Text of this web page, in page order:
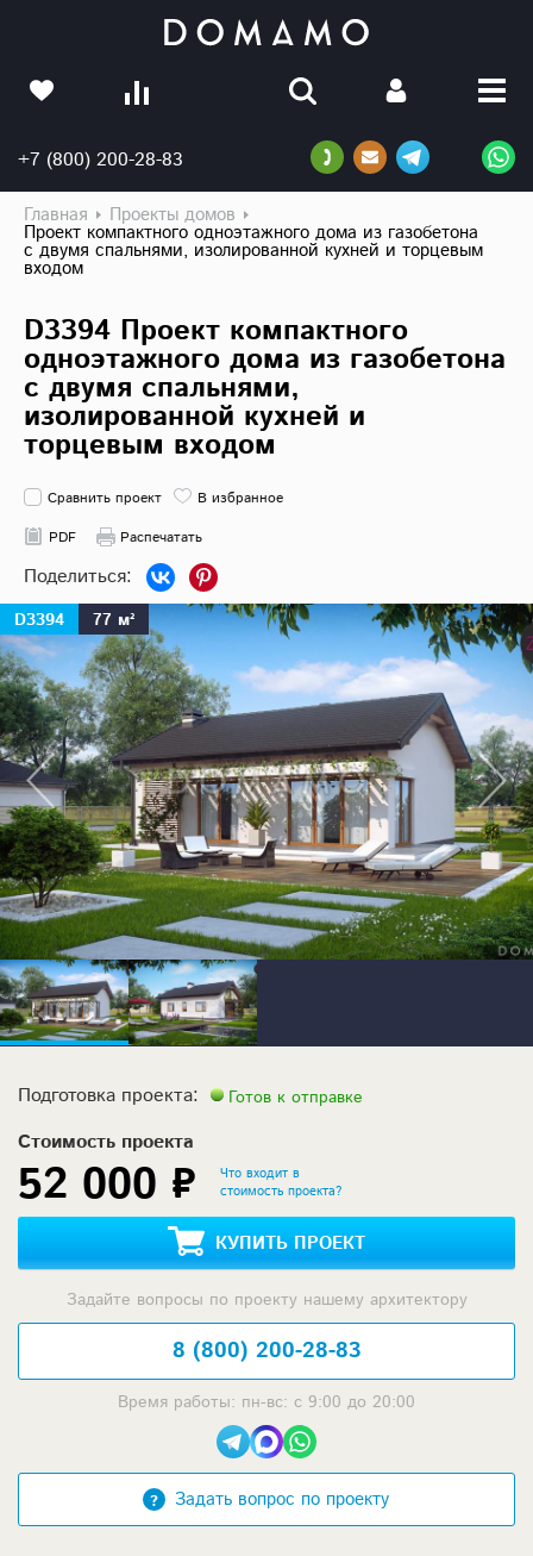
+7 (800) 200-28-83
Главная Проекты домов
Проект компактного одноэтажного дома из газобетона
с двумя спальнями, изолированной кухней и торцевым
входом
D3394 Проект компактного
одноэтажного дома из газобетона
с двумя спальнями,
изолированной кухней и
торцевым входом
Сравнить проект
В избранное
PDF
Распечатать
D3394 77 м²
Подготовка проекта: Готов к отправке
Стоимость проекта
52 000 ₽
Что входит в
стоимость проекта?
КУПИТЬ ПРОЕКТ
Задайте вопросы по проекту нашему архитектору
8 (800) 200-28-83
Время работы: пн-вс: с 9:00 до 20:00
Задать вопрос по проекту